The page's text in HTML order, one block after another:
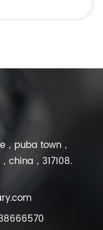
puba town，
china，317108.